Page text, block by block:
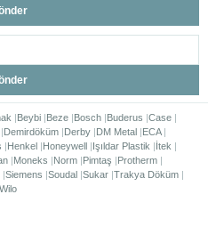
Beybi Beze Bosch Buderus Case
Demirdöküm Derby DM Metal ECA
Henkel Honeywell Işıldar Plastik
İtek
Moneks Norm Pimtaş
Protherm
Siemens Soudal Sukar Trakya Döküm
Wilo